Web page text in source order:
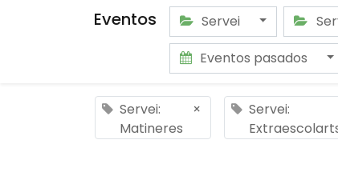
Eventos Servei
Eventos pasados
Servei:
Matineres
×
Servei: